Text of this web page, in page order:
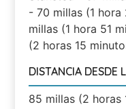
- 70 millas (1
millas (1 hora 51
(2 horas 15
DISTANCIA DESDE
85 millas (2 horas